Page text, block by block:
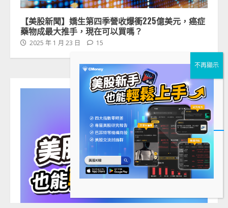
【美股新聞】嬌生第四季營收爆衝225億美元，癌症
藥物成最大推手，現在可以買嗎？
2025 年 1 月 23 日 15